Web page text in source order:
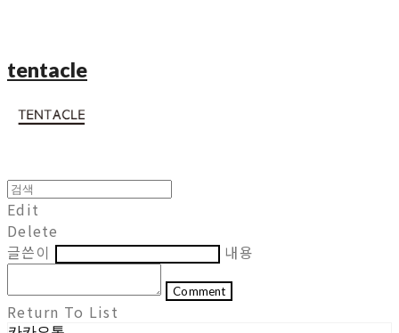
tentacle
Edit
Delete
글쓴이
내용
Comment
Return To List